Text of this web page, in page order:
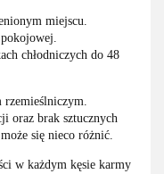
miejscu.
chłodniczych do 48
rzemieślniczym.
oraz brak sztucznych
się nieco różnić.
w każdym kęsie karmy